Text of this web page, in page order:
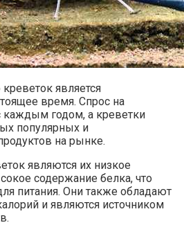
является
время. Спрос на
каждым годом, а креветки
популярных и
на рынке.
являются их низкое
содержание белка, что
питания. Они также обладают
и являются источником